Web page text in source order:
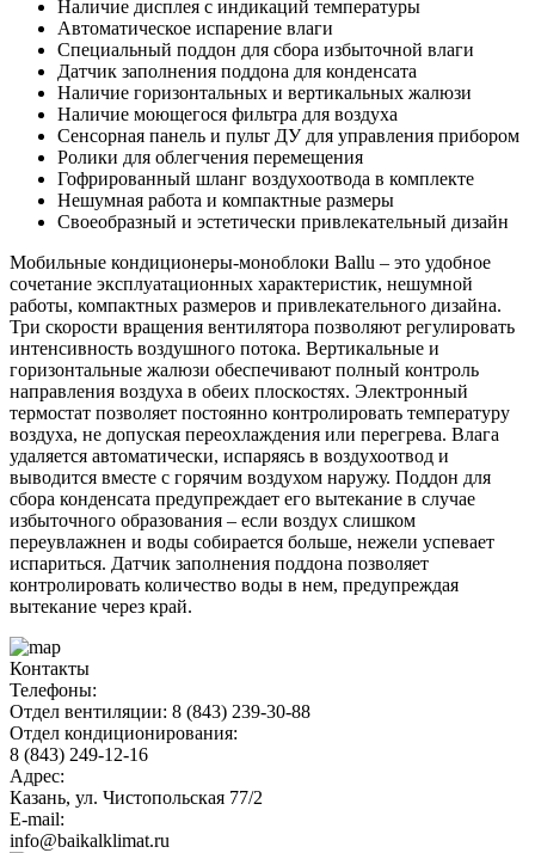
Наличие дисплея с индикаций температуры
Автоматическое испарение влаги
Специальный поддон для сбора избыточной влаги
Датчик заполнения поддона для конденсата
Наличие горизонтальных и вертикальных жалюзи
Наличие моющегося фильтра для воздуха
Сенсорная панель и пульт ДУ для управления прибором
Ролики для облегчения перемещения
Гофрированный шланг воздухоотвода в комплекте
Нешумная работа и компактные размеры
Своеобразный и эстетически привлекательный дизайн
Мобильные кондиционеры-моноблоки Ballu – это удобное
сочетание эксплуатационных характеристик, нешумной
работы, компактных размеров и привлекательного дизайна.
Три скорости вращения вентилятора позволяют регулировать
интенсивность воздушного потока. Вертикальные и
горизонтальные жалюзи обеспечивают полный контроль
направления воздуха в обеих плоскостях. Электронный
термостат позволяет постоянно контролировать температуру
воздуха, не допуская переохлаждения или перегрева. Влага
удаляется автоматически, испаряясь в воздухоотвод и
выводится вместе с горячим воздухом наружу. Поддон для
сбора конденсата предупреждает его вытекание в случае
избыточного образования – если воздух слишком
переувлажнен и воды собирается больше, нежели успевает
испариться. Датчик заполнения поддона позволяет
контролировать количество воды в нем, предупреждая
вытекание через край.
Контакты
Телефоны:
Отдел вентиляции: 8 (843) 239-30-88
Отдел кондиционирования:
8 (843) 249-12-16
Адрес:
Казань, ул. Чистопольская 77/2
E-mail:
info@baikalklimat.ru